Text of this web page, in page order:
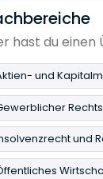
hast du einen
und
und